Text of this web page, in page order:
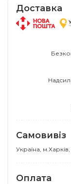
Доставка
Самовивіз
Українa,
Оплата